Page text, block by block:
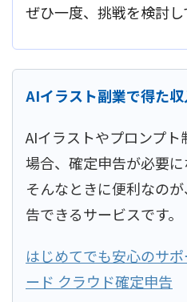
ぜひ一度、挑戦を検討し
AIイラスト副業で得た
AIイラストやプロンプ
場合、確定申告が必要に
そんなときに便利なの
告できるサービスです。
はじめてでも安心のサ
ード クラウド確定申告